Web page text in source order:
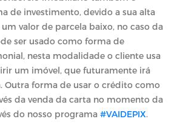
de investimento, devido a sua alta
valor de parcela baixo, no caso da
ser usado como forma de
nesta modalidade o cliente usa
um imóvel, que futuramente irá
Outra forma de usar o crédito como
da venda da carta no momento da
do nosso programa #VAIDEPIX.